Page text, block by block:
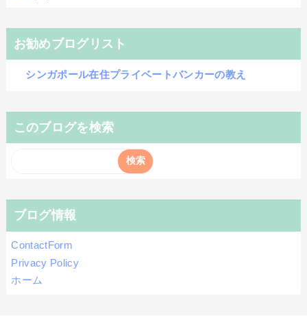
お勧めブログリスト
シンガポール在住プライベートバンカーの教え
このブログを検索
ブログ情報
ContactForm
Privacy Policy
ホーム